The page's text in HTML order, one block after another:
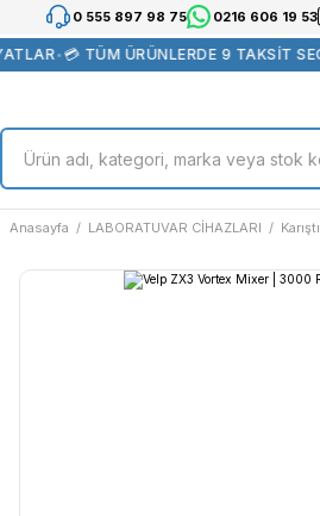
0 555 897 98 75 0216 606 19 53
•💳 TÜM ÜRÜNLERDE 9 TAKSİT
Anasayfa LABORATUVAR CİHAZLARI